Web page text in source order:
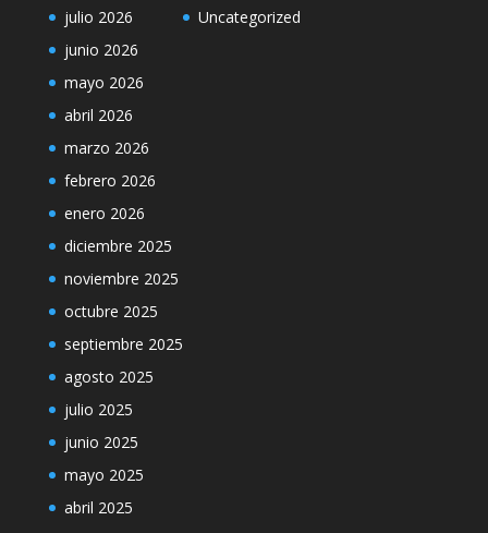
julio 2026
junio 2026
mayo 2026
abril 2026
marzo 2026
febrero 2026
enero 2026
diciembre 2025
noviembre 2025
octubre 2025
septiembre 2025
agosto 2025
julio 2025
junio 2025
mayo 2025
abril 2025
Uncategorized